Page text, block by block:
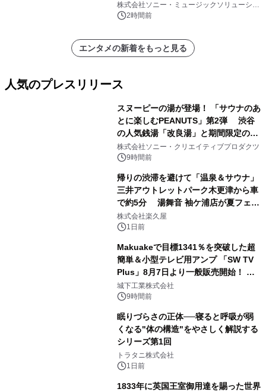
株式会社ソニー・ミュージックソリューショ
ンズ2時間前
エンタメの新着をもっと見る
人気のプレスリリース
スヌーピーの湯が登場！ 「サウナのあ
とに楽しむPEANUTS」第2弾 渋谷
の人気銭湯「改良湯」と期間限定のコ
ラボレーション サウナイキタイコラ
ボグッズも発売決定！
株式会社ソニー・クリエイティブプロダクツ
9時間前
帰りの渋滞を避けて「温泉＆サウナ」
三井アウトレットパーク木更津から車
で約5分 湯舞音 袖ケ浦店が夏フェア
メニューを提供
株式会社楽久屋
1日前
Makuakeで目標1341％を突破した超
簡単＆小型テレビ用アンプ 「SW TV
Plus」8月7日より一般販売開始！ ケ
ーブル1本つなぐだけ、テレビの音が
ぐっと豊かに
城下工業株式会社
9時間前
眠りづらさの正体──寝ると呼吸が弱
くなる"体の構造"をやさしく解説する
シリーズ第1回
トラタニ株式会社
1日前
1833年に英国王室御用達を賜った世界